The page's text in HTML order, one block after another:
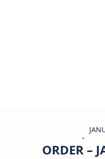
ORDER –